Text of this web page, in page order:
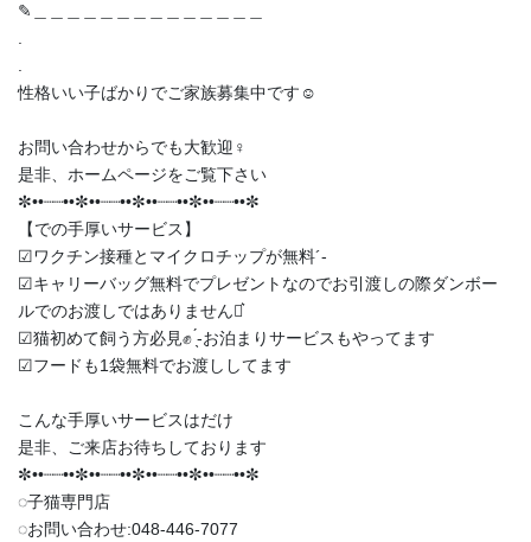
✎︎＿＿＿＿＿＿＿＿＿＿＿＿＿＿
性格いい子ばかりでご家族募集中です☺️
お問い合わせからでも大歓迎‍♀️
是非、ホームページをご覧下さい
✼••┈┈••✼••┈┈••✼••┈┈••✼••┈┈••✼
【での手厚いサービス】
︎︎︎︎☑︎ワクチン接種とマイクロチップが無料︎´-
︎︎︎︎☑︎キャリーバッグ無料でプレゼントなのでお引渡しの際ダンボー
ルでのお渡しではありません‪⋆͛
︎︎︎︎☑︎猫初めて飼う方必見✊ ̖́-お泊まりサービスもやってます
︎︎︎︎☑︎フードも1袋無料でお渡ししてます
こんな手厚いサービスはだけ
是非、ご来店お待ちしております
✼••┈┈••✼••┈┈••✼••┈┈••✼••┈┈••✼
◌子猫専門店
◌お問い合わせ:048-446-7077